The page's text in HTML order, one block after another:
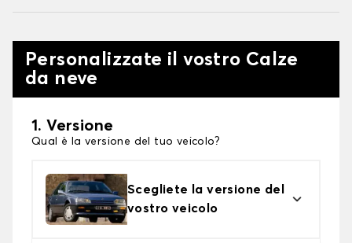
Personalizzate il vostro Calze
da neve
1. Versione
Qual è la versione del tuo veicolo?
Scegliete la versione del
vostro veicolo